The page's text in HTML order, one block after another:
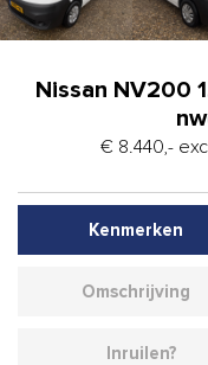
Nissan NV200
€ 8.440,-
Kenmerken
Omschrijving
Inruilen?